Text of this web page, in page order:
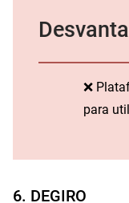
❌
para
6. DEGIRO